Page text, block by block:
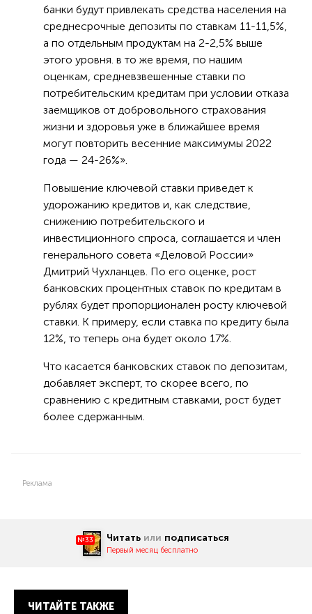
банки будут привлекать средства населения на
среднесрочные депозиты по ставкам 11-11,5%,
а по отдельным продуктам на 2-2,5% выше
этого уровня. в то же время, по нашим
оценкам, средневзвешенные ставки по
потребительским кредитам при условии отказа
заемщиков от добровольного страхования
жизни и здоровья уже в ближайшее время
могут повторить весенние максимумы 2022
года — 24-26%».
Повышение ключевой ставки приведет к
удорожанию кредитов и, как следствие,
снижению потребительского и
инвестиционного спроса, соглашается и член
генерального совета «Деловой России»
Дмитрий Чухланцев. По его оценке, рост
банковских процентных ставок по кредитам в
рублях будет пропорционален росту ключевой
ставки. К примеру, если ставка по кредиту была
12%, то теперь она будет около 17%.
Что касается банковских ставок по депозитам,
добавляет эксперт, то скорее всего, по
сравнению с кредитным ставками, рост будет
более сдержанным.
Реклама
№33 Читать или подписаться
Первый месяц бесплатно
ЧИТАЙТЕ ТАКЖЕ